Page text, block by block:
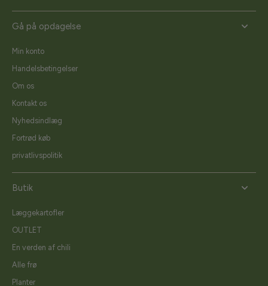
Gå på opdagelse
Min konto
Handelsbetingelser
Om os
Kontakt os
Nyhedsindlæg
Fortrød køb
privatlivspolitik
Butik
Læggekartofler
OUTLET
En verden af chili
Alle frø
Planter